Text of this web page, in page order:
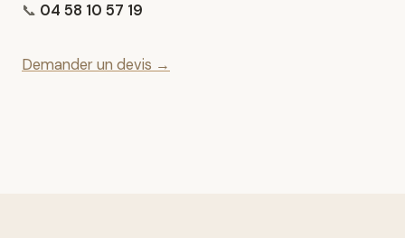
📞 04 58 10 57 19
Demander un devis →